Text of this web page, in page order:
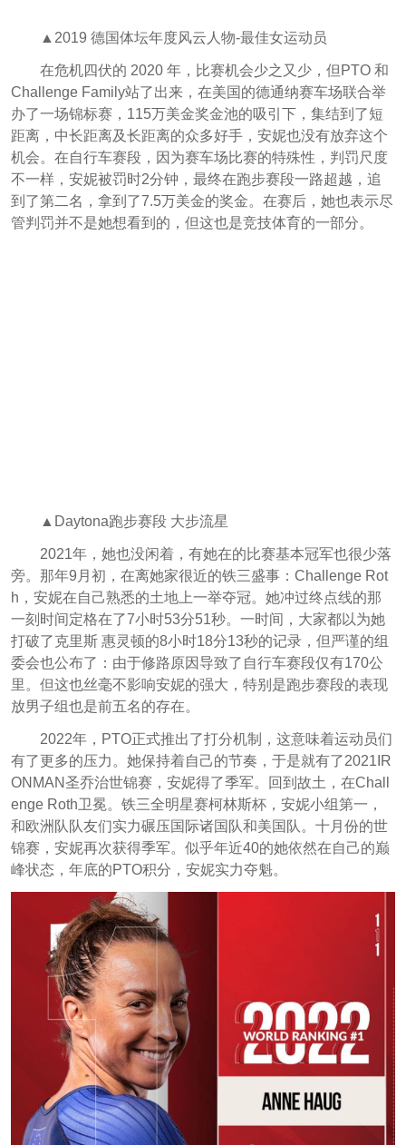
▲2019 德国体坛年度风云人物-最佳女运动员
在危机四伏的 2020 年，比赛机会少之又少，但PTO 和
Challenge Family站了出来，在美国的德通纳赛车场联合举
办了一场锦标赛，115万美金奖金池的吸引下，集结到了短
距离，中长距离及长距离的众多好手，安妮也没有放弃这个
机会。在自行车赛段，因为赛车场比赛的特殊性，判罚尺度
不一样，安妮被罚时2分钟，最终在跑步赛段一路超越，追
到了第二名，拿到了7.5万美金的奖金。在赛后，她也表示尽
管判罚并不是她想看到的，但这也是竞技体育的一部分。
▲Daytona跑步赛段 大步流星
2021年，她也没闲着，有她在的比赛基本冠军也很少落
旁。那年9月初，在离她家很近的铁三盛事：Challenge Rot
h，安妮在自己熟悉的土地上一举夺冠。她冲过终点线的那
一刻时间定格在了7小时53分51秒。一时间，大家都以为她
打破了克里斯 惠灵顿的8小时18分13秒的记录，但严谨的组
委会也公布了：由于修路原因导致了自行车赛段仅有170公
里。但这也丝毫不影响安妮的强大，特别是跑步赛段的表现
放男子组也是前五名的存在。
2022年，PTO正式推出了打分机制，这意味着运动员们
有了更多的压力。她保持着自己的节奏，于是就有了2021IR
ONMAN圣乔治世锦赛，安妮得了季军。回到故土，在Chall
enge Roth卫冕。铁三全明星赛柯林斯杯，安妮小组第一，
和欧洲队队友们实力碾压国际诸国队和美国队。十月份的世
锦赛，安妮再次获得季军。似乎年近40的她依然在自己的巅
峰状态，年底的PTO积分，安妮实力夺魁。